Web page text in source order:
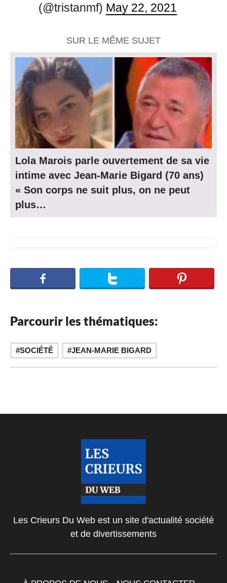
(@tristanmf) May 22, 2021
SUR LE MÊME SUJET
Lola Marois parle ouvertement de sa vie
intime avec Jean-Marie Bigard (70 ans)
« Son corps ne suit plus, on ne peut
plus…
Parcourir les thématiques:
SOCIÉTÉ JEAN-MARIE BIGARD
Les Crieurs Du Web est un site d'actualité société
et de divertissements